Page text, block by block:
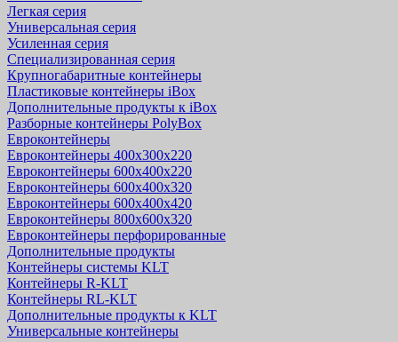
Легкая серия
Универсальная серия
Усиленная серия
Специализированная серия
Крупногабаритные контейнеры
Пластиковые контейнеры iBox
Дополнительные продукты к iBox
Разборные контейнеры PolyBox
Евроконтейнеры
Евроконтейнеры 400х300х220
Евроконтейнеры 600х400х220
Евроконтейнеры 600х400х320
Евроконтейнеры 600х400х420
Евроконтейнеры 800х600х320
Евроконтейнеры перфорированные
Дополнительные продукты
Контейнеры системы KLT
Контейнеры R-KLT
Контейнеры RL-KLT
Дополнительные продукты к KLT
Универсальные контейнеры